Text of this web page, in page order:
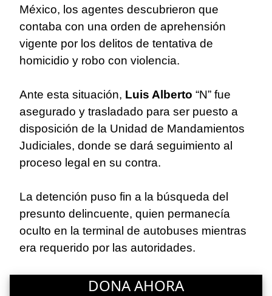
México, los agentes descubrieron que
contaba con una orden de aprehensión
vigente por los delitos de tentativa de
homicidio y robo con violencia.
Ante esta situación, Luis Alberto “N” fue
asegurado y trasladado para ser puesto a
disposición de la Unidad de Mandamientos
Judiciales, donde se dará seguimiento al
proceso legal en su contra.
La detención puso fin a la búsqueda del
presunto delincuente, quien permanecía
oculto en la terminal de autobuses mientras
era requerido por las autoridades.
DONA AHORA